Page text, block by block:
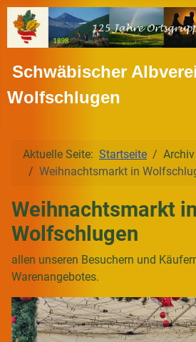
Schwäbischer
Wolfschlugen
Aktuelle Seite: Startseite Archiv
Weihnachtsmarkt in
Weihnachtsmarkt in
Wolfschlugen
allen unseren Besuchern und
Warenangebotes.